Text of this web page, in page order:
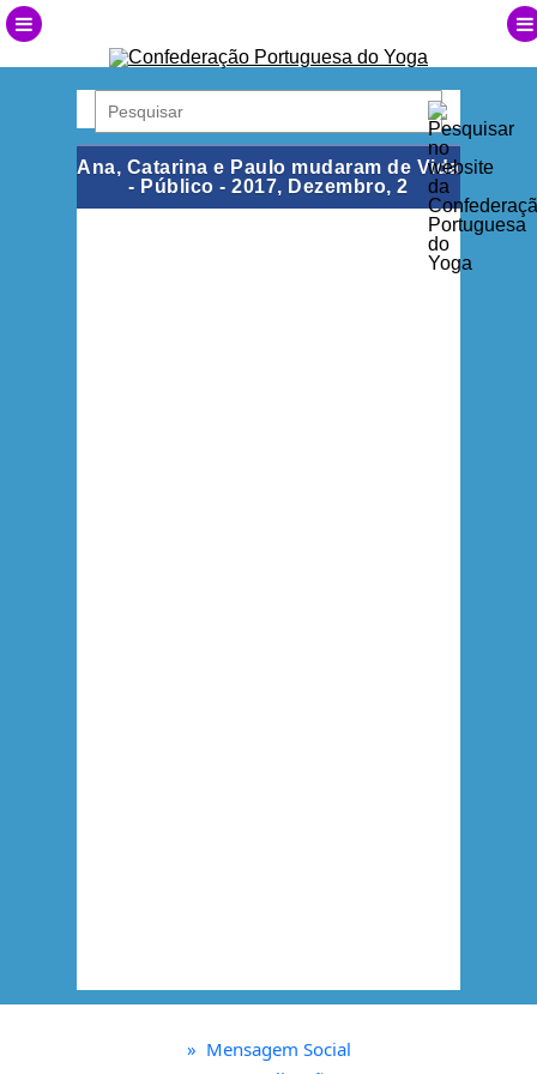
Ana, Catarina e Paulo mudaram de Vida
- Público - 2017, Dezembro, 2
» Mensagem Social